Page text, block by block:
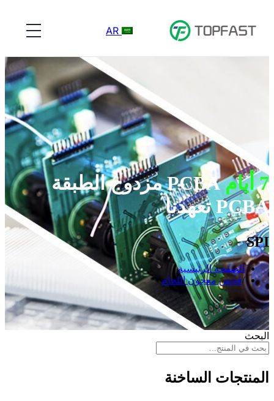
7 أيام
PCBA مزدوج الطبقة
PCBA تعهدنا
SPI
الصفحة الرئيسية
فحص معجون اللحام
البحث
المنتجات الساخنة